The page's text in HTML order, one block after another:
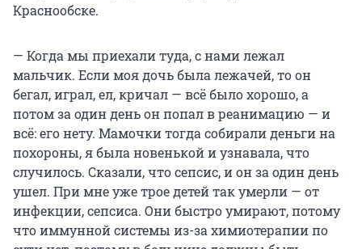
Краснообске.
— Когда мы приехали туда, с нами лежал
мальчик. Если моя дочь была лежачей, то он
бегал, играл, ел, кричал — всё было хорошо, а
потом за один день он попал в реанимацию — и
всё: его нету. Мамочки тогда собирали деньги на
похороны, я была новенькой и узнавала, что
случилось. Сказали, что сепсис, и он за один день
ушел. При мне уже трое детей так умерли — от
инфекции, сепсиса. Они быстро умирают, потому
что иммунной системы из-за химиотерапии по